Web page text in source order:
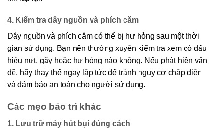
4. Kiểm tra dây nguồn và phích cắm
Dây nguồn và phích cắm có thể bị hư hỏng sau một thời
gian sử dụng. Bạn nên thường xuyên kiểm tra xem có dấu
hiệu nứt, gãy hoặc hư hỏng nào không. Nếu phát hiện vấn
đề, hãy thay thế ngay lập tức để tránh nguy cơ chập điện
và đảm bảo an toàn cho người sử dụng.
Các mẹo bảo trì khác
1. Lưu trữ máy hút bụi đúng cách